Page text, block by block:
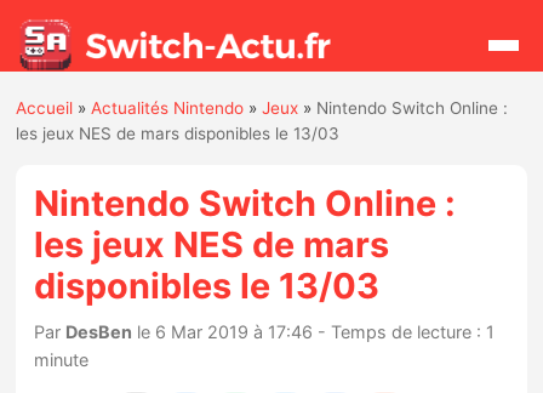
Actualités
Jeux
Hardware
Accueil »Actualités Nintendo »Jeux » Nintendo Switch Online :
les jeux NES de mars disponibles le 13/03
Nintendo Switch Online :
les jeux NES de mars
disponibles le 13/03
Par DesBen le 6 Mar 2019 à 17:46 - Temps de lecture : 1
minute